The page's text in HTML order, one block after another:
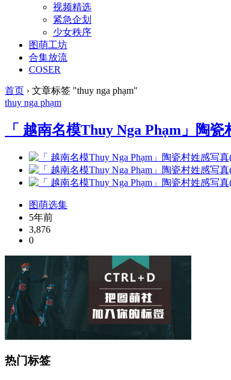
视频精选
紧急企划
少女秩序
图萌工坊
合集放流
COSER
首页 › 文章标签 "thuy nga phạm"
thuy nga phạm
「 越南名模Thuy Nga Phạm」陶
图萌选集
5年前
3,876
0
热门标签